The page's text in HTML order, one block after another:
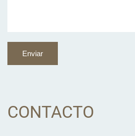
CONTACTO